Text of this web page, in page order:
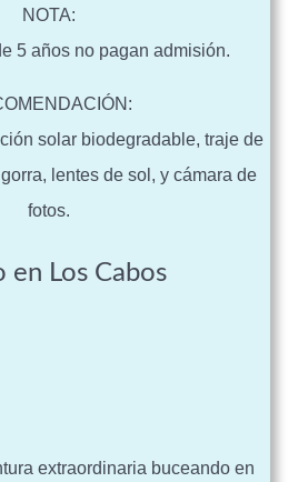
NOTA:
5 años no pagan admisión.
solar biodegradable, traje de
lentes de sol, y cámara de
fotos.
en Los Cabos
extraordinaria buceando en